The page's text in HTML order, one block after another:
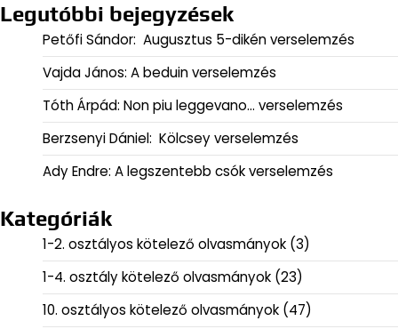
Legutóbbi bejegyzések
Petőfi Sándor: Augusztus 5-dikén verselemzés
Vajda János: A beduin verselemzés
Tóth Árpád: Non piu leggevano… verselemzés
Berzsenyi Dániel: Kölcsey verselemzés
Ady Endre: A legszentebb csók verselemzés
Kategóriák
1-2. osztályos kötelező olvasmányok (3)
1-4. osztály kötelező olvasmányok (23)
10. osztályos kötelező olvasmányok (47)